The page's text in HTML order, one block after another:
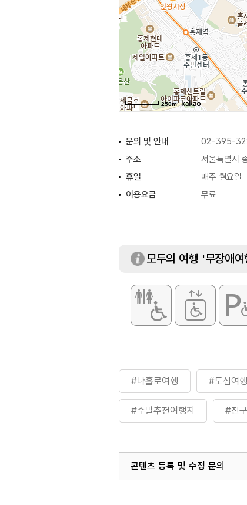
250m
문의 및 안내 02-395-
주소
서울특별시
휴일
매주 월요일
이용요금
무료
모두의 여행 '무장애
#나홀로여행 #도심여행
#주말추천여행지 #친
콘텐츠 등록 및 수정 문의